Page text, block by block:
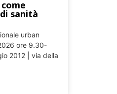
sanità
urban
ore 9.30-
2012 | via della